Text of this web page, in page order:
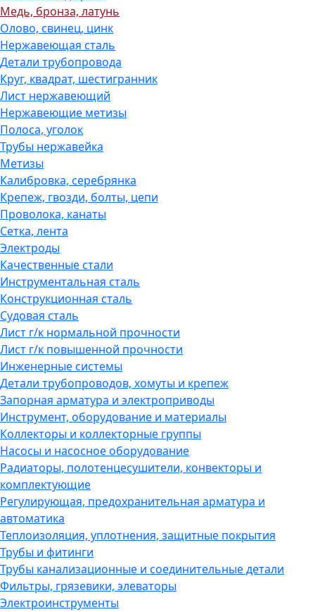
Медь, бронза, латунь
Олово, cвинец, цинк
Нержавеющая сталь
Детали трубопровода
Круг, квадрат, шестигранник
Лист нержавеющий
Нержавеющие метизы
Полоса, уголок
Трубы нержавейка
Метизы
Калибровка, серебрянка
Крепеж, гвозди, болты, цепи
Проволока, канаты
Сетка, лента
Электроды
Качественные стали
Инструментальная сталь
Конструкционная сталь
Судовая сталь
Лист г/к нормальной прочности
Лист г/к повышенной прочности
Инженерные системы
Детали трубопроводов, хомуты и крепеж
Запорная арматура и электроприводы
Инструмент, оборудование и материалы
Коллекторы и коллекторные группы
Насосы и насосное оборудование
Радиаторы, полотенцесушители, конвекторы и
комплектующие
Регулирующая, предохранительная арматура и
автоматика
Теплоизоляция, уплотнения, защитные покрытия
Трубы и фитинги
Трубы канализационные и соединительные детали
Фильтры, грязевики, элеваторы
Электроинструменты